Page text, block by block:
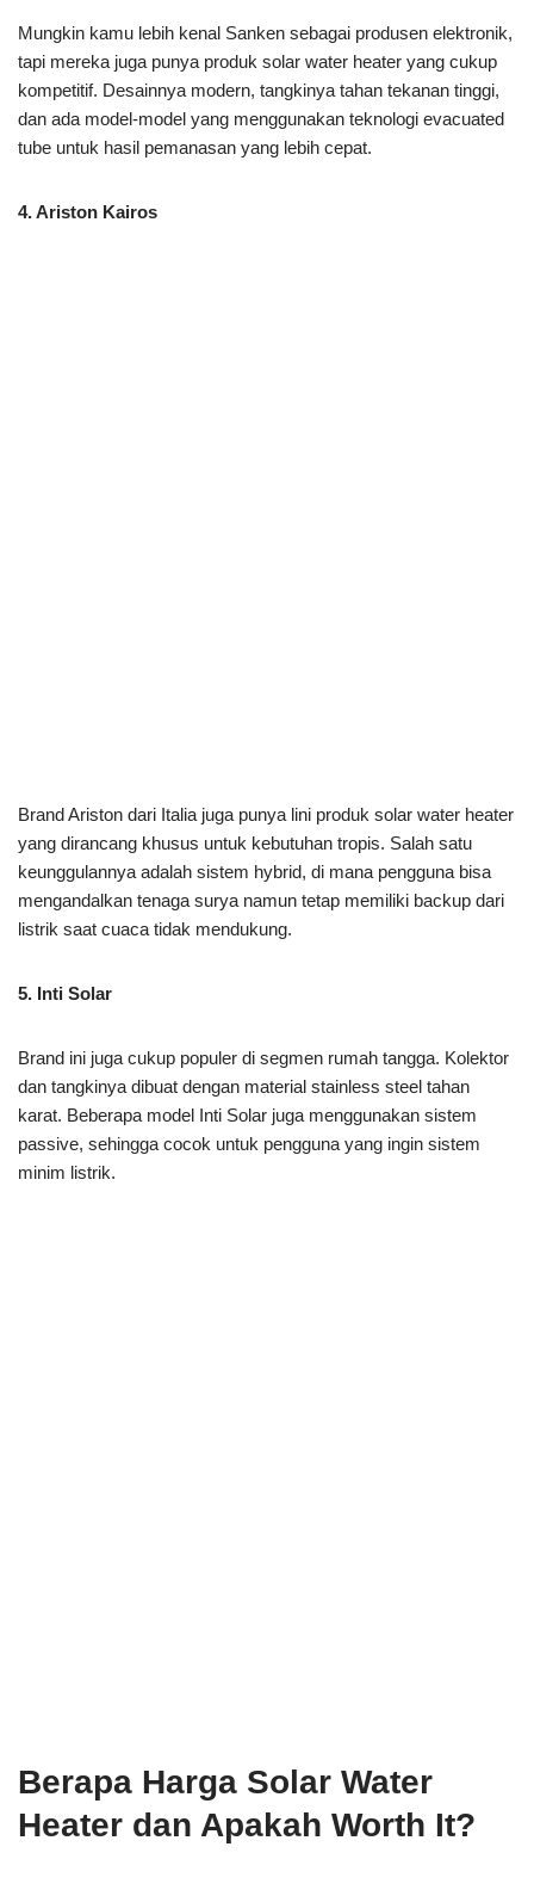
Mungkin kamu lebih kenal Sanken sebagai produsen elektronik,
tapi mereka juga punya produk solar water heater yang cukup
kompetitif. Desainnya modern, tangkinya tahan tekanan tinggi,
dan ada model-model yang menggunakan teknologi evacuated
tube untuk hasil pemanasan yang lebih cepat.
4. Ariston Kairos
Brand Ariston dari Italia juga punya lini produk solar water heater
yang dirancang khusus untuk kebutuhan tropis. Salah satu
keunggulannya adalah sistem hybrid, di mana pengguna bisa
mengandalkan tenaga surya namun tetap memiliki backup dari
listrik saat cuaca tidak mendukung.
5. Inti Solar
Brand ini juga cukup populer di segmen rumah tangga. Kolektor
dan tangkinya dibuat dengan material stainless steel tahan
karat. Beberapa model Inti Solar juga menggunakan sistem
passive, sehingga cocok untuk pengguna yang ingin sistem
minim listrik.
Berapa Harga Solar Water
Heater dan Apakah Worth It?